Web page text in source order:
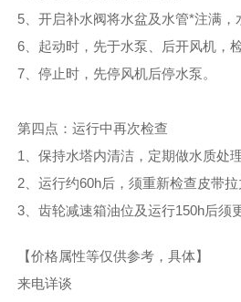
5、开启补水阀将水盆及水管*注满，
6、起动时，先于水泵、后开风机，
7、停止时，先停风机后停水泵。
第四点：运行中再次检查
1、保持水塔内清洁，定期做水质处理
2、运行约60h后，须重新检查皮带拉
3、齿轮减速箱油位及运行150h后须
【价格属性等仅供参考，具体】
来电详谈